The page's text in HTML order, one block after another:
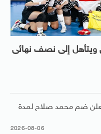
ويتأهل إلى نصف نهائى
ضم محمد صلاح لمدة
2026-08-06